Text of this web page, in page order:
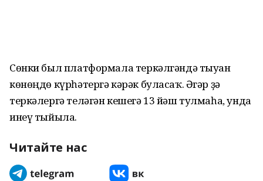
Сөнки был платформала теркәлгәндә тыуған
көнөңдө күрһәтергә кәрәк буласаҡ. Әгәр ҙә
теркәлергә теләгән кешегә 13 йәш тулмаһа, унда
инеү тыйыла.
Читайте нас